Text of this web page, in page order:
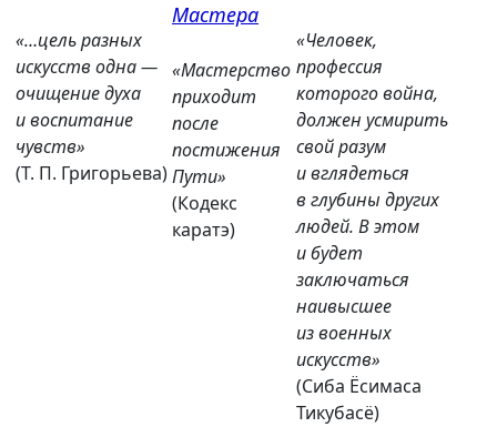
«…цель разных
искусств одна —
очищение духа
и воспитание
чувств»
(Т. П. Григорьева)
Мастера
«Мастерство
приходит
после
постижения
Пути»
(Кодекс
каратэ)
«Человек,
профессия
которого война,
должен усмирить
свой разум
и вглядеться
в глубины других
людей. В этом
и будет
заключаться
наивысшее
из военных
искусств»
(Сиба Ёсимаса
Тикубасё)